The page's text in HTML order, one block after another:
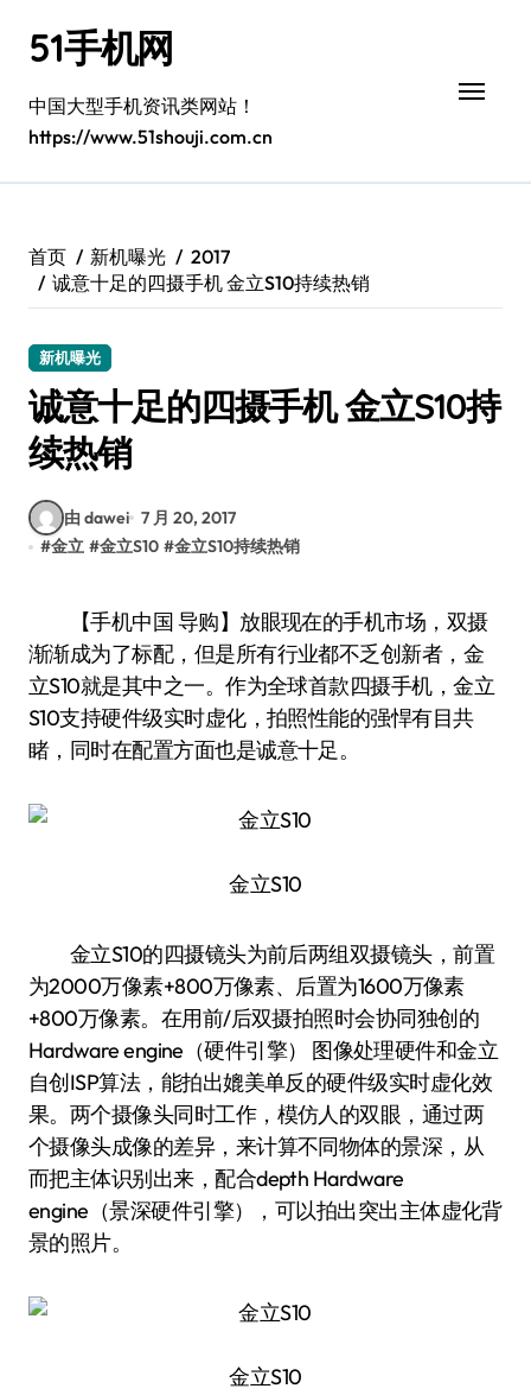
51手机网
中国大型手机资讯类网站！
https://www.51shouji.com.cn
首页 新机曝光
2017
诚意十足的四摄手机 金立S10持续热销
新机曝光
诚意十足的四摄手机 金立S10持
续热销
由 dawei 7 月 20, 2017
#金立 #金立S10 #金立S10持续热销
【手机中国 导购】放眼现在的手机市场，双摄
渐渐成为了标配，但是所有行业都不乏创新者，金
立S10就是其中之一。作为全球首款四摄手机，金立
S10支持硬件级实时虚化，拍照性能的强悍有目共
睹，同时在配置方面也是诚意十足。
金立S10
金立S10的四摄镜头为前后两组双摄镜头，前置
为2000万像素+800万像素、后置为1600万像素
+800万像素。在用前/后双摄拍照时会协同独创的
Hardware engine（硬件引擎） 图像处理硬件和金立
自创ISP算法，能拍出媲美单反的硬件级实时虚化效
果。两个摄像头同时工作，模仿人的双眼，通过两
个摄像头成像的差异，来计算不同物体的景深，从
而把主体识别出来，配合depth Hardware
engine（景深硬件引擎），可以拍出突出主体虚化背
景的照片。
金立S10